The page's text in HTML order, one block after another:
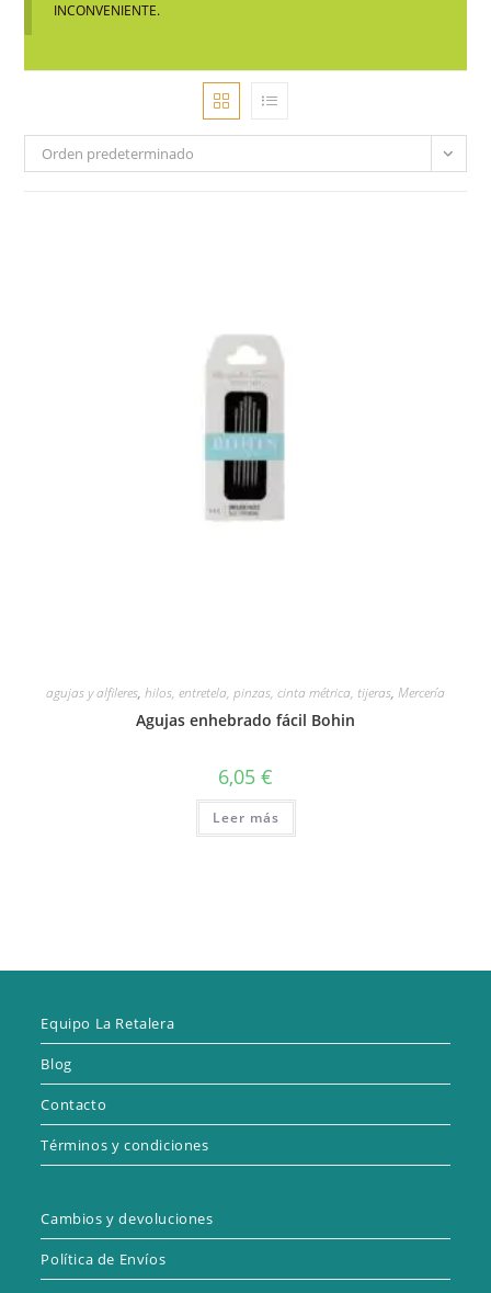
INCONVENIENTE.
Orden predeterminado
agujas y alfileres, hilos, entretela, pinzas, cinta métrica, tijeras, Mercería
Agujas enhebrado fácil Bohin
6,05 €
Leer más
Equipo La Retalera
Blog
Contacto
Términos y condiciones
Cambios y devoluciones
Política de Envíos